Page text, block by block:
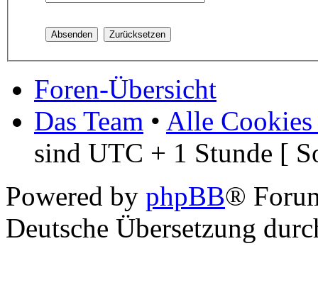
Foren-Übersicht
Das Team • Alle Cookies
sind UTC + 1 Stunde [
Powered by phpBB®
Deutsche Übersetzung